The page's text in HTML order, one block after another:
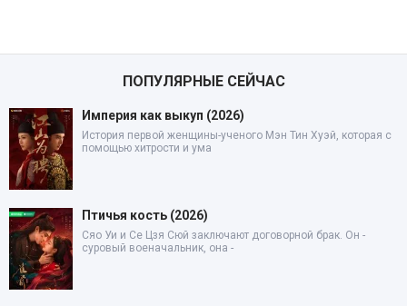
ПОПУЛЯРНЫЕ СЕЙЧАС
Империя как выкуп (2026)
История первой женщины-ученого Мэн Тин Хуэй, которая с
помощью хитрости и ума
Птичья кость (2026)
Сяо Уи и Се Цзя Сюй заключают договорной брак. Он -
суровый военачальник, она -